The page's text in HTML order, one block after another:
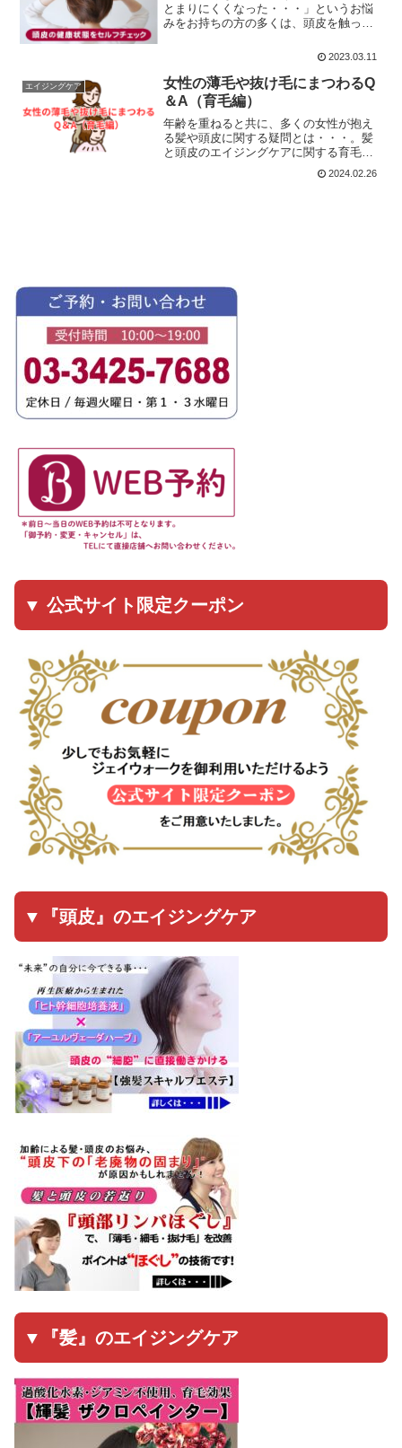
とまりにくくなった・・・」というお悩
みをお持ちの方の多くは、頭皮を触って
す。これは、頭皮が血行不良を起こして
保てなくなっている状態です。
2023.03.11
エイジングケア
女性の薄毛や抜け毛にまつわるQ
＆A（育毛編）
年齢を重ねると共に、多くの女性が抱え
る髪や頭皮に関する疑問とは・・・。髪
と頭皮のエイジングケアに関する育毛の
基礎知識をまとめてみました。Q育毛と
は？A 頭皮の環境を整え血流を促し、毛
2024.02.26
▼ 公式サイト限定クーポン
▼『頭皮』のエイジングケア
▼『髪』のエイジングケア